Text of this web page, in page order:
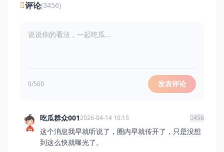
评论(3456)
0/500 发表评论
吃瓜群众0012026-04-14 10:15 456
这个消息我早就听说了，圈内早就传开了，只是没想
到这么快就曝光了。